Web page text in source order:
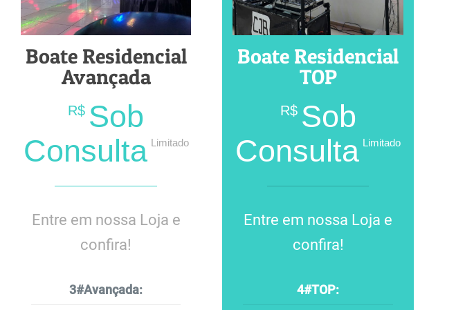
Boate Residencial
Avançada
R$ Sob
Consulta Limitado
Entre em nossa Loja e
confira!
3#Avançada:
Boate Residencial
TOP
R$ Sob
Consulta Limitado
Entre em nossa Loja e
confira!
4#TOP: